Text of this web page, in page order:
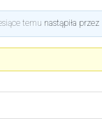
temu nastąpiła przez